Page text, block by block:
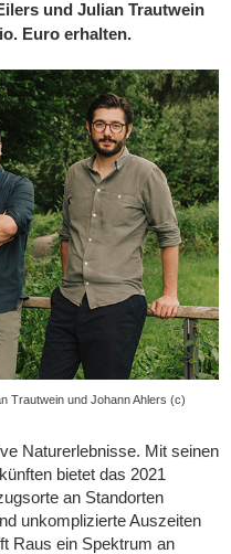
und Julian Trautwein
Euro erhalten.
Trautwein und Johann Ahlers (c)
Naturerlebnisse. Mit seinen
bietet das 2021
an Standorten
unkomplizierte Auszeiten
Raus ein Spektrum an